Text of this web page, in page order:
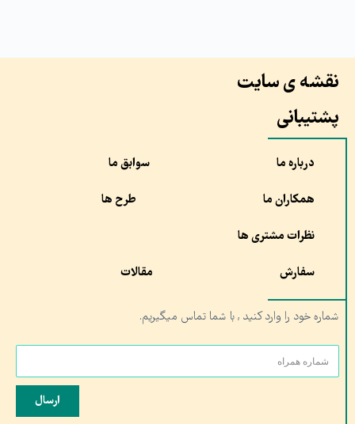
نقشه ی سایت
پشتیبانی
درباره ما سوابق ما
همکاران ما طرح ها
نظرات مشتری ها
سفارش مقالات
شماره خود را وارد کنید , با شما تماس میگیریم.
ارسال